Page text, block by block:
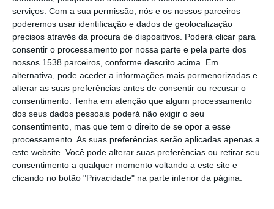
serviços. Com a sua permissão, nós e os nossos parceiros
poderemos usar identificação e dados de geolocalização
precisos através da procura de dispositivos. Poderá clicar para
consentir o processamento por nossa parte e pela parte dos
nossos 1538 parceiros, conforme descrito acima. Em
alternativa, pode aceder a informações mais pormenorizadas e
alterar as suas preferências antes de consentir ou recusar o
consentimento. Tenha em atenção que algum processamento
dos seus dados pessoais poderá não exigir o seu
consentimento, mas que tem o direito de se opor a esse
processamento. As suas preferências serão aplicadas apenas a
este website. Você pode alterar suas preferências ou retirar seu
consentimento a qualquer momento voltando a este site e
clicando no botão "Privacidade" na parte inferior da página.
que outrora se encontravam espalhados
pelas ruas da Golegã, uma praça de
restauração com seis restaurantes, e várias
roulotes de farturas.
A nova praça, que vai receber outros
eventos como a Feira de S. Martinho ou o
mercado semanal, foi nomeada em honra de
uma das grandes figuras da vila da Golegã –
Manuel Tavares Veiga. Benemérito, antigo
provedor da Santa Casa da Misericórdia e